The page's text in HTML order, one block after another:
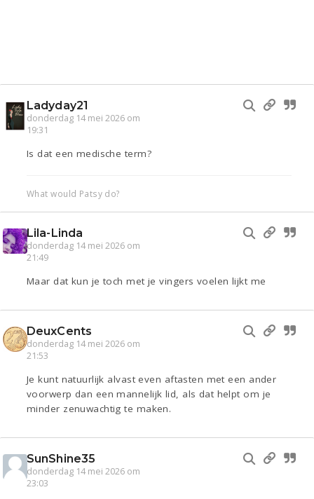
Ladyday21
donderdag 14 mei 2026 om
19:31
Is dat een medische term?
What would Patsy do?
Lila-Linda
donderdag 14 mei 2026 om
21:49
Maar dat kun je toch met je vingers voelen lijkt me
DeuxCents
donderdag 14 mei 2026 om
21:53
Je kunt natuurlijk alvast even aftasten met een ander
voorwerp dan een mannelijk lid, als dat helpt om je
minder zenuwachtig te maken.
SunShine35
donderdag 14 mei 2026 om
23:03